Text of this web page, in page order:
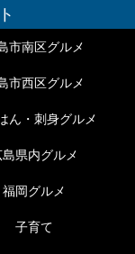
市南区グルメ
市西区グルメ
ん・刺身グルメ
島県内グルメ
福岡グルメ
子育て